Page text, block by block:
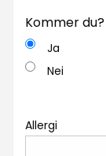
Kommer du?
Ja
Nei
Allergi